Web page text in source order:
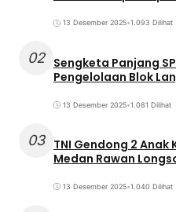
13 Desember 2025•1.093 Dilihat
02 Sengketa Panjang
Pengelolaan Blok
13 Desember 2025•1.081 Dilihat
03 TNI Gendong 2 Anak
Medan Rawan
13 Desember 2025•1.040 Dilihat